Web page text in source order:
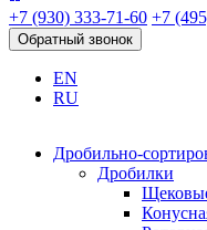
+7 (930) 333-71-60 +7
Обратный звонок
EN
RU
Дробильно-
Дробилки